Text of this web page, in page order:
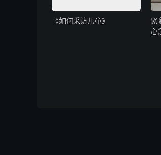
《如何采访儿童》
紧
心